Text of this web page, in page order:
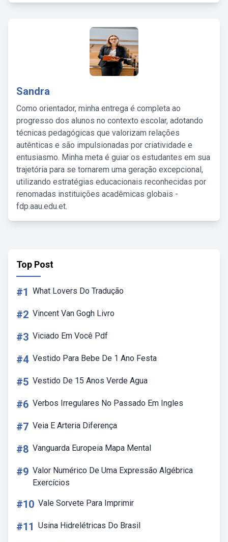
Sandra
Como orientador, minha entrega é completa ao
progresso dos alunos no contexto escolar, adotando
técnicas pedagógicas que valorizam relações
autênticas e são impulsionadas por criatividade e
entusiasmo. Minha meta é guiar os estudantes em sua
trajetória para se tornarem uma geração excepcional,
utilizando estratégias educacionais reconhecidas por
renomadas instituições acadêmicas globais -
fdp.aau.edu.et.
Top Post
#1 What Lovers Do Tradução
#2 Vincent Van Gogh Livro
#3 Viciado Em Você Pdf
#4 Vestido Para Bebe De 1 Ano Festa
#5 Vestido De 15 Anos Verde Agua
#6 Verbos Irregulares No Passado Em Ingles
#7 Veia E Arteria Diferença
#8 Vanguarda Europeia Mapa Mental
#9 Valor Numérico De Uma Expressão Algébrica
Exercícios
#10 Vale Sorvete Para Imprimir
#11 Usina Hidrelétricas Do Brasil